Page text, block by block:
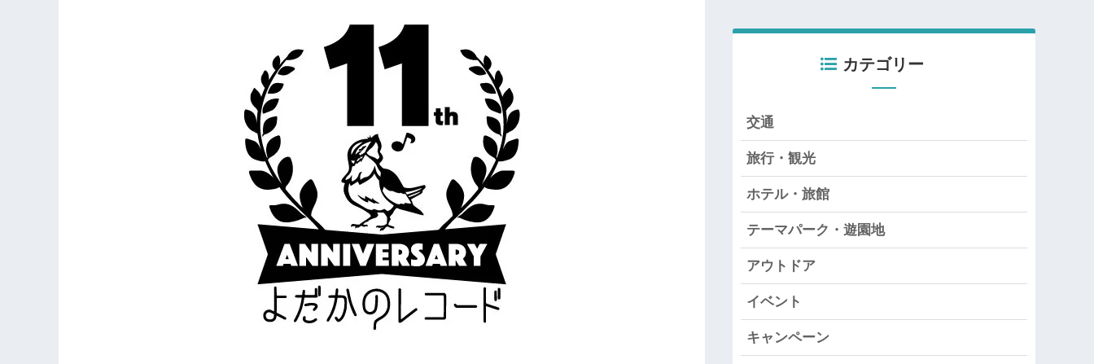
カテゴリー
交通
旅行・観光
ホテル・旅館
テーマパーク・遊園地
アウトドア
イベント
キャンペーン